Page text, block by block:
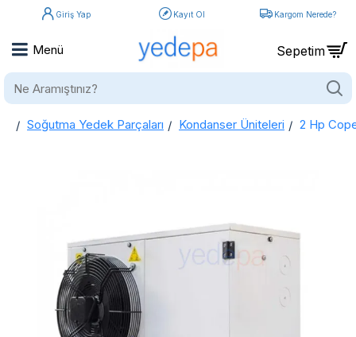
Giriş Yap Kayıt Ol Kargom Nerede?
Ne
home
Soğutma Yedek Parçaları Kondanser Üniteleri 2 Hp